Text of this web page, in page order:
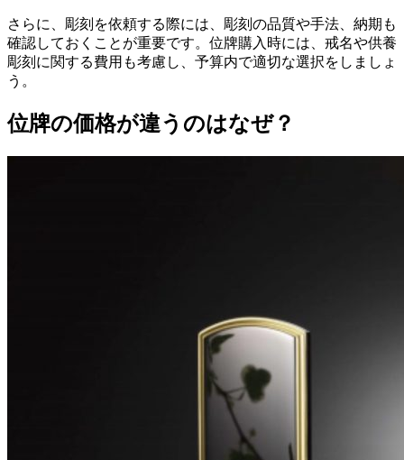
さらに、彫刻を依頼する際には、彫刻の品質や手法、納期も
確認しておくことが重要です。位牌購入時には、戒名や供養
彫刻に関する費用も考慮し、予算内で適切な選択をしましょ
う。
位牌の価格が違うのはなぜ？